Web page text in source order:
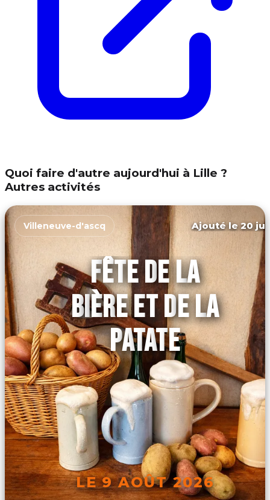
Quoi faire d'autre aujourd'hui à Lille ?
Autres activités
Villeneuve-d'ascq Ajouté le 20
FÊTE DE LA
BIÈRE ET DE LA
PATATE
LE 9 AOÛT 2026